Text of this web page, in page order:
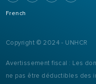
French
Copyright © 2024 - UNHCR
Avertissement fiscal : Les
ne pas être déductibles des